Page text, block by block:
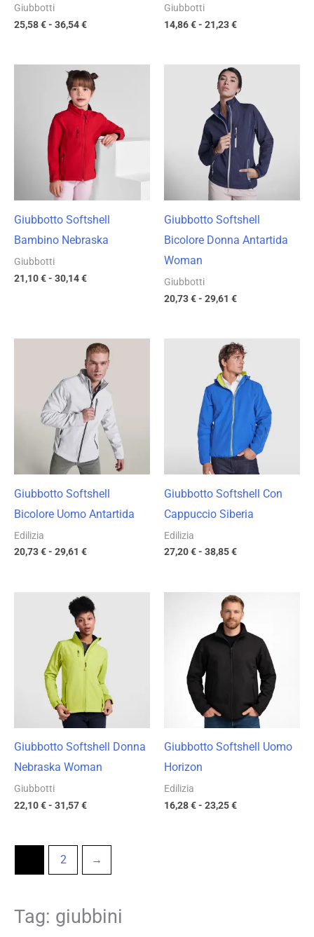
Giubbotti
25,58€- 36,54€
Giubbotti
14,86€- 21,23€
Giubbotto Softshell
Bambino Nebraska
Giubbotti
21,10€- 30,14€
Fascia
di
prezzo:
da
21,10 €
30,14 €
Giubbotto Softshell
Bicolore Donna Antartida
Woman
Giubbotti
20,73€- 29,61 €
Fascia
di
prezzo:
da
20,73 €
a
29,61 €
Giubbotto Softshell
Bicolore Uomo Antartida
Edilizia
20,73€- 29,61 €
Fascia
di
prezzo:
da
20,73 €
a
29,61 €
Giubbotto Softshell Con
Cappuccio Siberia
Edilizia
27,20€- 38,85€
Fascia
di
prezzo:
da
27,20 €
38,85 €
Giubbotto Softshell Donna
Nebraska Woman
Giubbotti
22,10€- 31,57€
Fascia
di
prezzo:
da
22,10 €
a
31,57 €
Giubbotto Softshell Uomo
Horizon
Edilizia
16,28€- 23,25€
Fascia
di
prezzo:
da
16,28 €
23,25 €
2 →
Tag: giubbini